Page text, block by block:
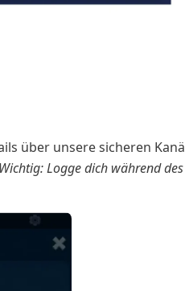
über unsere sicheren
Wichtig: Logge dich während